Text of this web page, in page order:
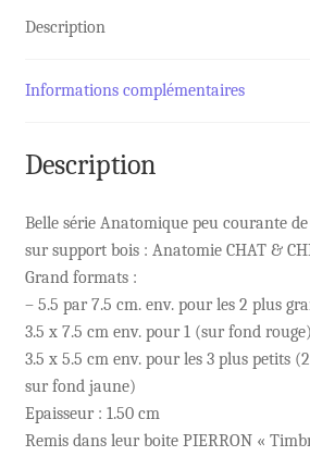
Description
Informations complémentaires
Description
Belle série Anatomique peu courante
sur support bois : Anatomie CHAT &
Grand formats :
– 5.5 par 7.5 cm. env. pour les 2 plus
3.5 x 7.5 cm env. pour 1 (sur fond rouge)
3.5 x 5.5 cm env. pour les 3 plus petits
sur fond jaune)
Epaisseur : 1.50 cm
Remis dans leur boite PIERRON «